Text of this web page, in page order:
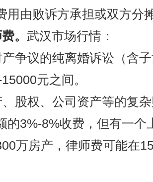
用由败诉方承担或双方分
。 武汉市场行情：
争议的纯离婚诉讼（含
元之间。
股权、公司资产等的复
的3%-8%收费，但有一个
万房产，律师费可能在